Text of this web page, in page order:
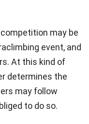
may be
event, and
At this kind of
determines the
may follow
to do so.